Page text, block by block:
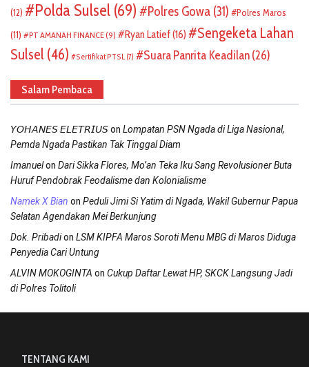
(12)
Polda Sulsel (69) Polres Gowa (31)
Polres Maros
(11)
PT AMANAH FINANCE(9) Ryan Latief(16)
Sengeketa Lahan
Sulsel (46) Sertifikat PTSL (7) Suara Panrita Keadilan(26)
Salam Pembaca
𝘠𝘖𝘏𝘈𝘕𝘌𝘚 𝘌𝘓𝘌𝘛𝘙𝘐𝘜𝘚on Lompatan PSN Ngada di Liga Nasional,
Pemda Ngada Pastikan Tak Tinggal Diam
Imanuelon Dari Sikka Flores, Mo’an Teka Iku Sang Revolusioner Buta
Huruf Pendobrak Feodalisme dan Kolonialisme
Namek X Bian on Peduli Jimi Si Yatim di Ngada, Wakil Gubernur Papua
Selatan Agendakan Mei Berkunjung
Dok. Pribadion LSM KIPFA Maros Soroti Menu MBG di Maros Diduga
Penyedia Cari Untung
ALVIN MOKOGINTA on Cukup Daftar Lewat HP, SKCK Langsung Jadi
di Polres Tolitoli
TENTANG KAMI